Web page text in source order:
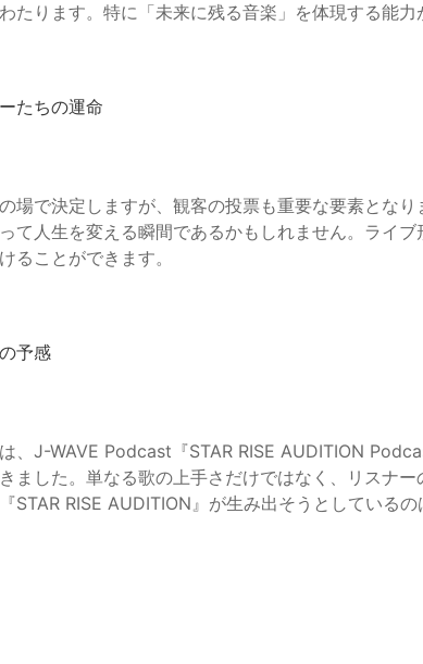
たります。特に「未来に残る音楽」を体現する能力
たちの運命
場で決定しますが、観客の投票も重要な要素とな
て人生を変える瞬間であるかもしれません。ライ
ることができます。
予感
、J-WAVE Podcast『STAR RISE AUDITION
ました。単なる歌の上手さだけではなく、リスナ
STAR RISE AUDITION』が生み出そうとしている